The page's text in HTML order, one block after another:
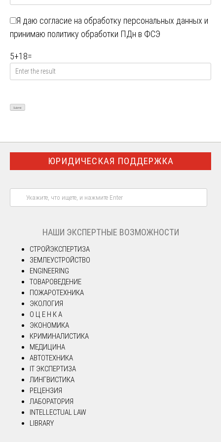
Я даю согласие на обработку персональных данных и
принимаю политику обработки ПДн в ФСЭ
5+18=
ЮРИДИЧЕСКАЯ ПОДДЕРЖКА
НАШИ ЭКСПЕРТНЫЕ ВОЗМОЖНОСТИ
СТРОЙЭКСПЕРТИЗА
ЗЕМЛЕУСТРОЙСТВО
ENGINEERING
ТОВАРОВЕДЕНИЕ
ПОЖАРОТЕХНИКА
ЭКОЛОГИЯ
О Ц Е Н К А
ЭКОНОМИКА
КРИМИНАЛИСТИКА
МЕДИЦИНА
АВТОТЕХНИКА
IT ЭКСПЕРТИЗА
ЛИНГВИСТИКА
РЕЦЕНЗИЯ
ЛАБОРАТОРИЯ
INTELLECTUAL LAW
LIBRARY